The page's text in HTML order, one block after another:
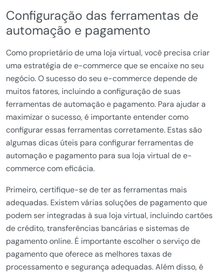
Configuração das ferramentas de
automação e pagamento
Como proprietário de uma loja virtual, você precisa criar
uma estratégia de e-commerce que se encaixe no seu
negócio. O sucesso do seu e-commerce depende de
muitos fatores, incluindo a configuração de suas
ferramentas de automação e pagamento. Para ajudar a
maximizar o sucesso, é importante entender como
configurar essas ferramentas corretamente. Estas são
algumas dicas úteis para configurar ferramentas de
automação e pagamento para sua loja virtual de e-
commerce com eficácia.
Primeiro, certifique-se de ter as ferramentas mais
adequadas. Existem várias soluções de pagamento que
podem ser integradas à sua loja virtual, incluindo cartões
de crédito, transferências bancárias e sistemas de
pagamento online. É importante escolher o serviço de
pagamento que oferece as melhores taxas de
processamento e segurança adequadas. Além disso, é